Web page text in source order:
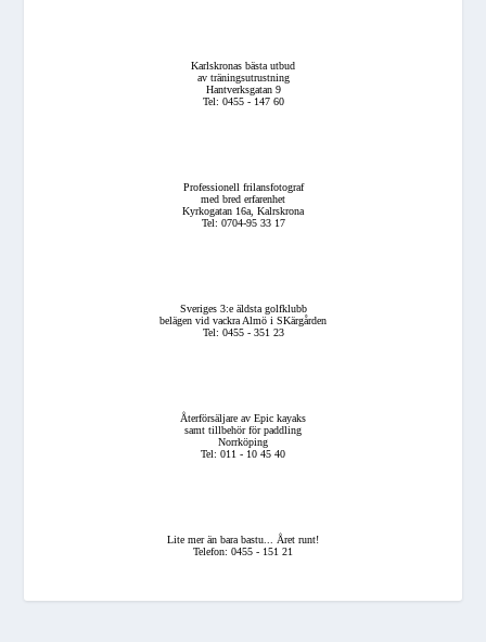
Karlskronas bästa utbud
av träningsutrustning
Hantverksgatan 9
Tel: 0455 - 147 60
Professionell frilansfotograf
med bred erfarenhet
Kyrkogatan 16a, Kalrskrona
Tel: 0704-95 33 17
Sveriges 3:e äldsta golfklubb
belägen vid vackra Almö i SKärgården
Tel: 0455 - 351 23
Återförsäljare av Epic kayaks
samt tillbehör för paddling
Norrköping
Tel: 011 - 10 45 40
Lite mer än bara bastu... Året runt!
Telefon: 0455 - 151 21